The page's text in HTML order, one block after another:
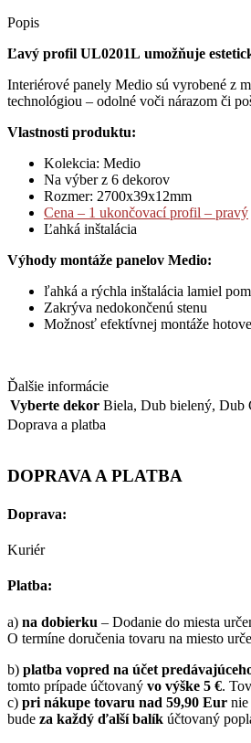
Popis
Ľavý profil UL0201L umožňuje
Interiérové ​panely Medio sú vyrobené z
technológiou – odolné voči nárazom či
Vlastnosti produktu:
Kolekcia: Medio
Na výber z 6 dekorov
Rozmer: 2700x39x12mm
Cena – 1 ukončovací profil – pravý
Ľahká inštalácia
Výhody montáže panelov Medio:
ľahká a rýchla inštalácia lamiel
Zakrýva nedokončenú stenu
Možnosť efektívnej montáže
Ďalšie informácie
Vyberte dekor Biela, Dub bielený, Dub
Doprava a platba
DOPRAVA A PLATBA
Doprava:
Kuriér
Platba:
a) na dobierku – Dodanie do miesta
O termíne doručenia tovaru na miesto
b) platba vopred na účet
tomto prípade účtovaný vo výške 5 €.
c) pri nákupe tovaru nad 59,90 Eur nie
bude za každý ďalší balík účtovaný